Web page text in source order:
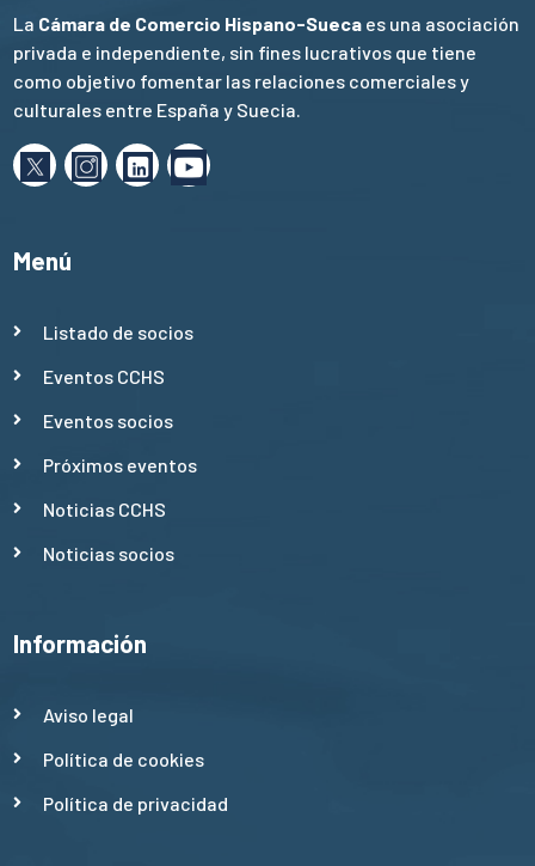
La Cámara de Comercio Hispano-Sueca es una asociación
privada e independiente, sin fines lucrativos que tiene
como objetivo fomentar las relaciones comerciales y
culturales entre España y Suecia.
Menú
Listado de socios
Eventos CCHS
Eventos socios
Próximos eventos
Noticias CCHS
Noticias socios
Información
Aviso legal
Política de cookies
Política de privacidad